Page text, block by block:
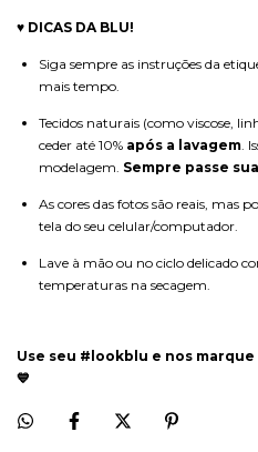
♥ DICAS DA BLU!
Siga sempre as instruções da
mais tempo.
Tecidos naturais (como viscose,
ceder até 10% após a lavagem.
modelagem. Sempre passe
As cores das fotos são reais, mas
tela do seu celular/computador.
Lave à mão ou no ciclo delicado
temperaturas na secagem.
Use seu #lookblu e nos
💙